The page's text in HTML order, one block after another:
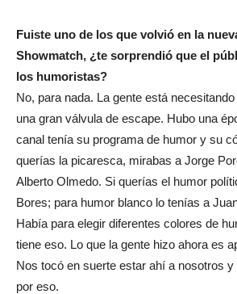
Fuiste uno de los que volvió en la
Showmatch, ¿te sorprendió que el
los humoristas?
No, para nada. La gente está
una gran válvula de escape. Hubo una
canal tenía su programa de humor y su
querías la picaresca, mirabas a Jorge
Alberto Olmedo. Si querías el humor
Bores; para humor blanco lo tenías a
Había para elegir diferentes colores de
tiene eso. Lo que la gente hizo ahora es
Nos tocó en suerte estar ahí a nosotros
por eso.